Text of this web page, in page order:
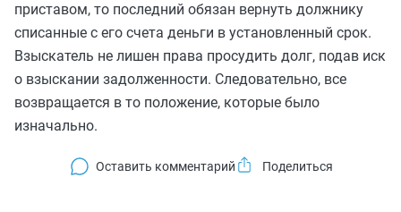
приставом, то последний обязан вернуть должнику
списанные с его счета деньги в установленный срок.
Взыскатель не лишен права просудить долг, подав иск
о взыскании задолженности. Следовательно, все
возвращается в то положение, которые было
изначально.
Оставить комментарий